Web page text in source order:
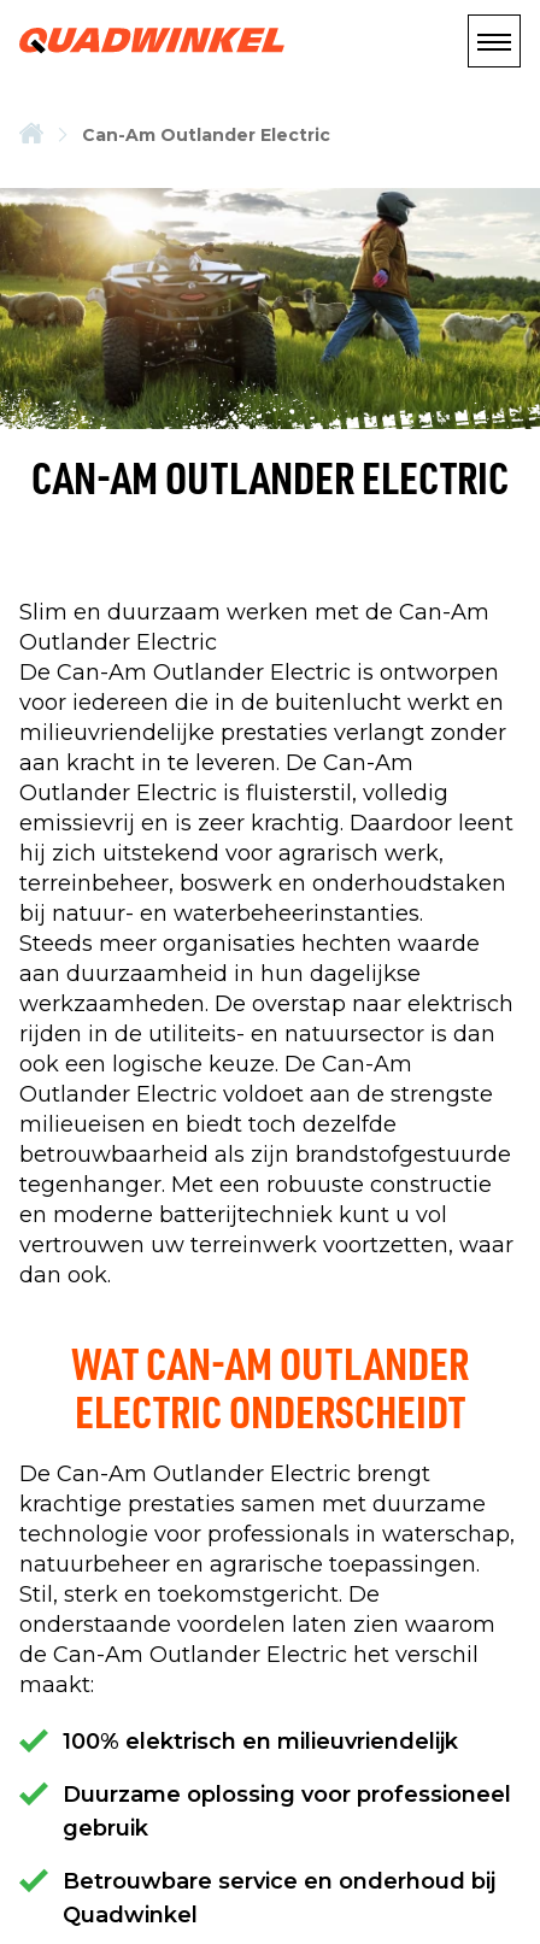
Can-Am Outlander Electric
CAN-AM OUTLANDER ELECTRIC
Slim en duurzaam werken met de Can-Am
Outlander Electric
De Can-Am Outlander Electric is ontworpen
voor iedereen die in de buitenlucht werkt en
milieuvriendelijke prestaties verlangt zonder
aan kracht in te leveren. De Can-Am
Outlander Electric is fluisterstil, volledig
emissievrij en is zeer krachtig. Daardoor leent
hij zich uitstekend voor agrarisch werk,
terreinbeheer, boswerk en onderhoudstaken
bij natuur- en waterbeheerinstanties.
Steeds meer organisaties hechten waarde
aan duurzaamheid in hun dagelijkse
werkzaamheden. De overstap naar elektrisch
rijden in de utiliteits- en natuursector is dan
ook een logische keuze. De Can-Am
Outlander Electric voldoet aan de strengste
milieueisen en biedt toch dezelfde
betrouwbaarheid als zijn brandstofgestuurde
tegenhanger. Met een robuuste constructie
en moderne batterijtechniek kunt u vol
vertrouwen uw terreinwerk voortzetten, waar
dan ook.
WAT CAN-AM OUTLANDER
ELECTRIC ONDERSCHEIDT
De Can-Am Outlander Electric brengt
krachtige prestaties samen met duurzame
technologie voor professionals in waterschap,
natuurbeheer en agrarische toepassingen.
Stil, sterk en toekomstgericht. De
onderstaande voordelen laten zien waarom
de Can-Am Outlander Electric het verschil
maakt:
100% elektrisch en milieuvriendelijk
Duurzame oplossing voor professioneel
gebruik
Betrouwbare service en onderhoud bij
Quadwinkel